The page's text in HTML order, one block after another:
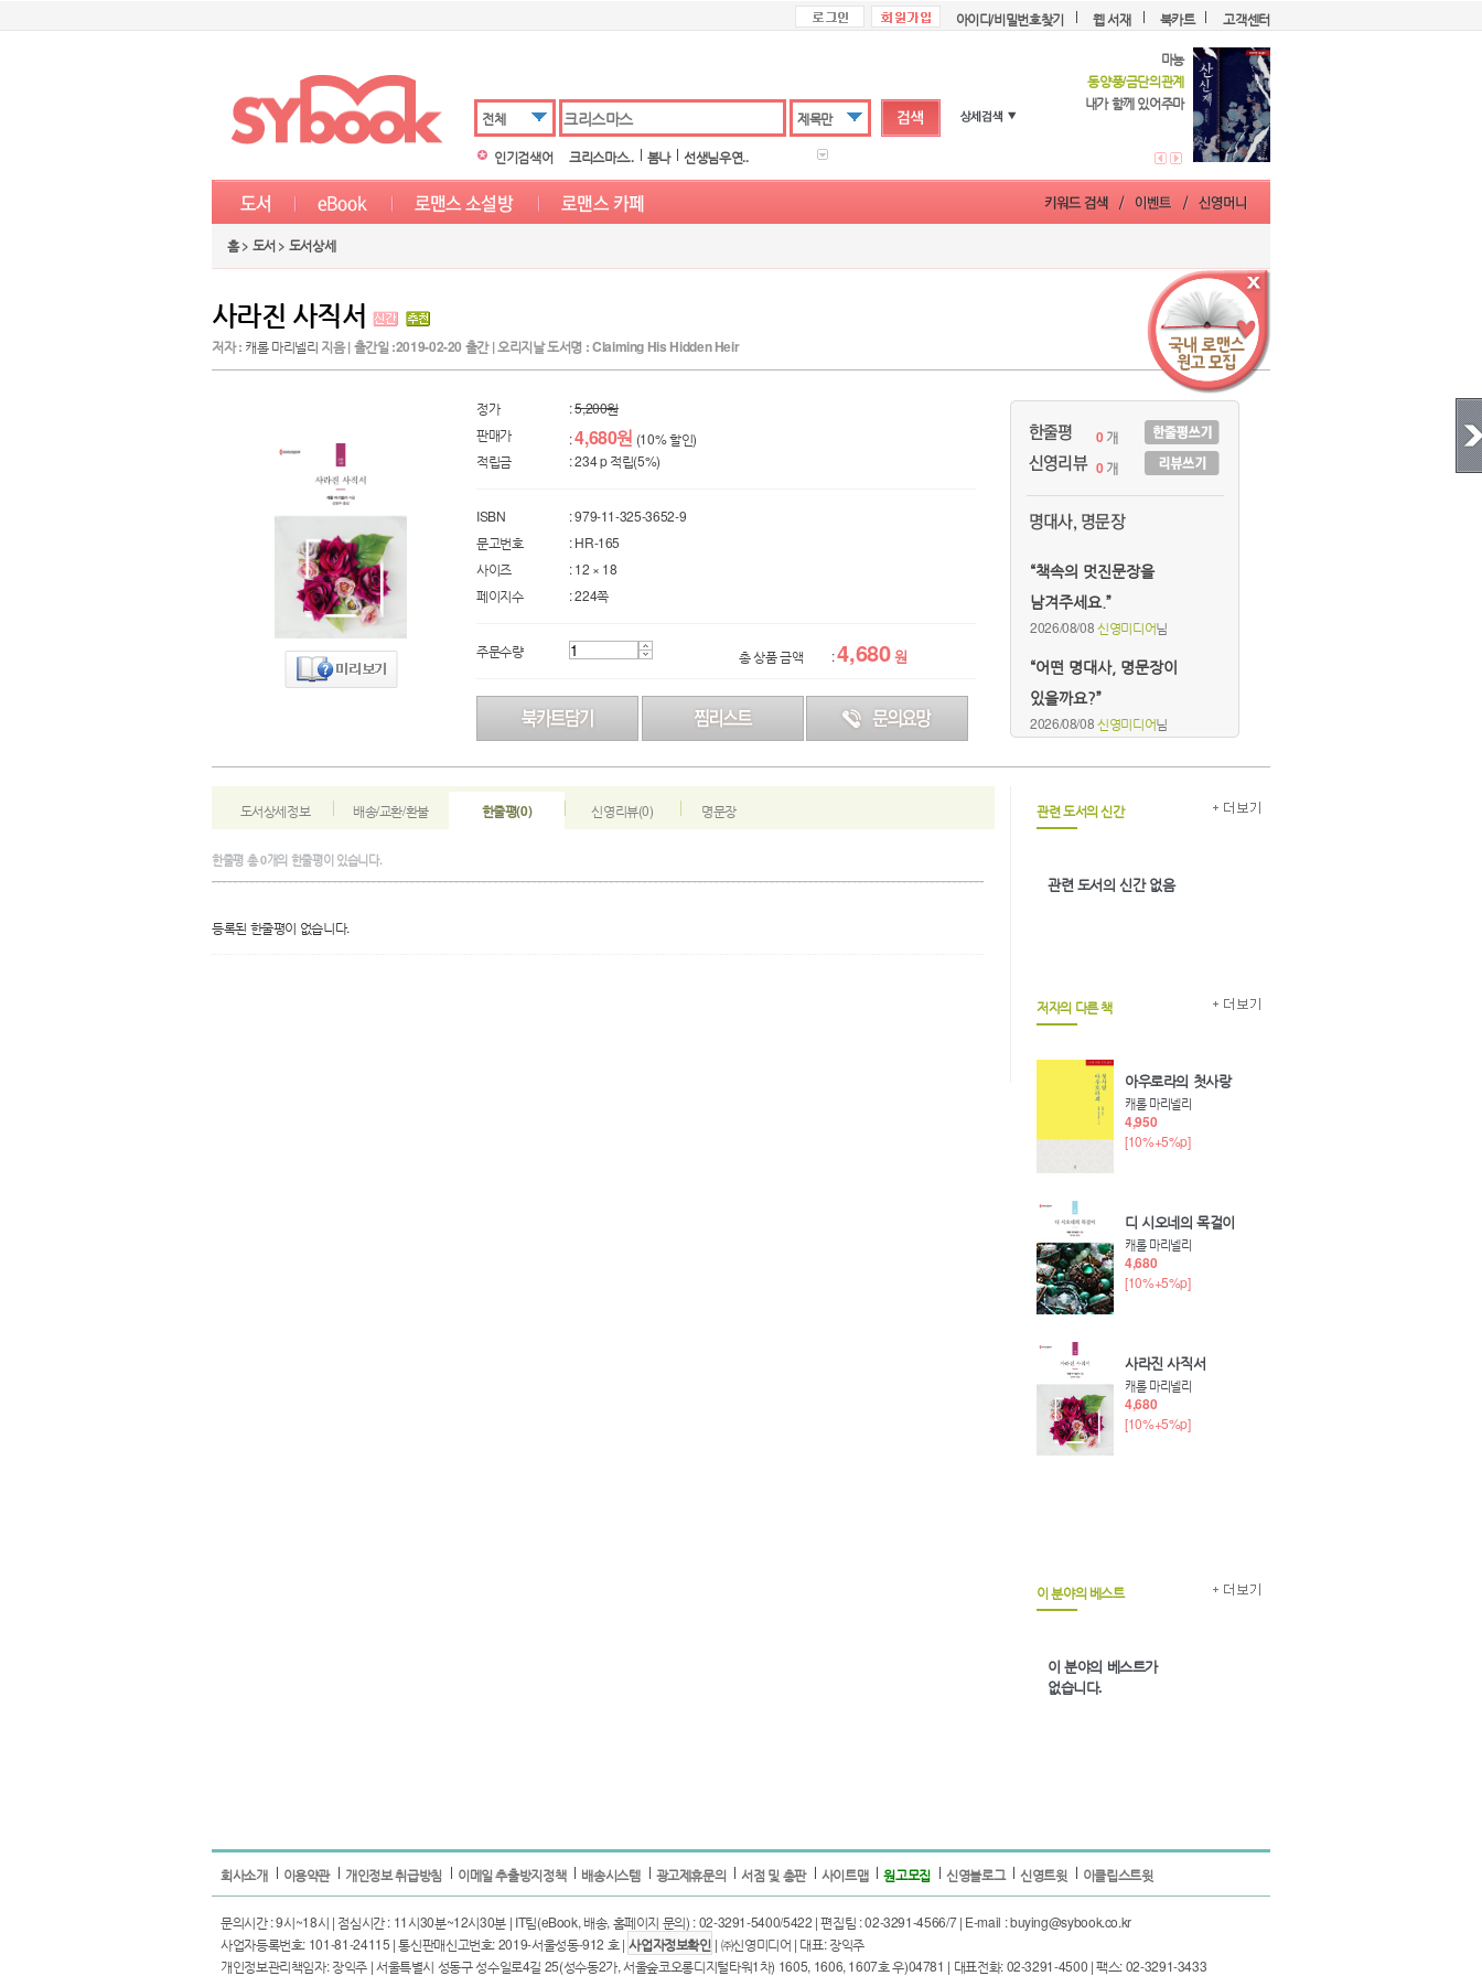
아이디/비밀번호찾기 웹 서재 북카트 고객센터
전체
제목만
인기검색어
크리스마스.. 봄나 선생님우연..
마뇽
동양풍/금단의관계
내가 함께 있어주마
홈 > 도서 > 도서상세
사라진 사직서
저자 : 캐롤 마리넬리 지음 | 출간일 :2019-02-20 출간 | 오리지날 도서명 : Claiming His Hidden Heir
정가 :5,200원
판매가
:4,680원 (10% 할인)
적립금
: 234 p 적립(5%)
ISBN
: 979-11-325-3652-9
문고번호
: HR-165
사이즈
: 12 × 18
페이지수
: 224쪽
주문수량 총 상품 금액 :4,680원
0개
0개
“책속의 멋진문장을
남겨주세요.”
2026/08/08신영미디어님
“어떤 명대사, 명문장이
있을까요?”
2026/08/08신영미디어님
도서상세정보 배송/교환/환불 한줄평(0) 신영리뷰(0) 명문장
한줄평 총0개의 한줄평이 있습니다.
등록된 한줄평이 없습니다.
관련 도서의 신간
관련 도서의 신간 없음
저자의 다른 책
아우로라의 첫사랑
캐롤 마리넬리
4,950
[10%+5%p]
디 시오네의 목걸이
캐롤 마리넬리
4,680
[10%+5%p]
사라진 사직서
캐롤 마리넬리
4,680
[10%+5%p]
이 분야의 베스트
이 분야의 베스트가
없습니다.
회사소개 이용약관 개인정보 취급방침 이메일 추출방지정책 배송시스템 광고제휴문의 서점 및 총판 사이트맵 원고모집 신영블로그 신영트윗 이클립스트윗
문의시간 : 9시~18시 | 점심시간 : 11시30분~12시30분 | IT팀(eBook, 배송, 홈페이지 문의) : 02-3291-5400/5422 | 편집팀 : 02-3291-4566/7 | E-mail : buying@sybook.co.kr
사업자등록번호: 101-81-24115 | 통신판매신고번호: 2019-서울성동-912 호 | 사업자정보확인 | ㈜신영미디어 | 대표: 장익주
개인정보관리책임자: 장익주 | 서울특별시 성동구 성수일로4길 25(성수동2가, 서울숲코오롱디지털타워1차) 1605, 1606, 1607호 우)04781 | 대표전화: 02-3291-4500 | 팩스: 02-3291-3433